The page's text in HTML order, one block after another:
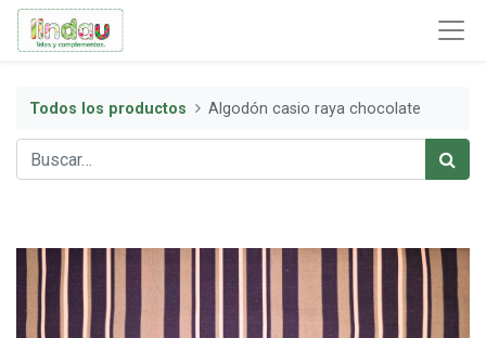
Todos los productos Algodón casio raya chocolate